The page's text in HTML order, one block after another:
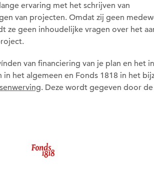
ervaring met het schrijven van
van projecten. Omdat zij geen
ze geen inhoudelijke vragen over het
van financiering van je plan en het
in het algemeen en Fonds 1818 in het
. Deze wordt gegeven door de
Nee